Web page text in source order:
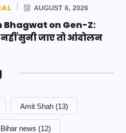
AUGUST 6, 2026
Bhagwat on Gen-Z:
सुनी जाए तो आंदोलन
Amit Shah (13)
Bihar news (12)